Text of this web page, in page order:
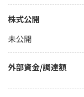
株式公開
未公開
外部資金/調達額